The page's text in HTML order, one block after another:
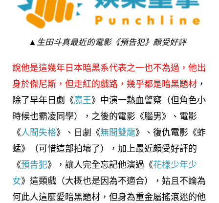
▲生田斗真最近的電影《預告犯》頗受好評
說他是這幾年日本暗黑系代表之一也不為過，他出
身於傑尼斯，但走紅的戲路，幾乎都是暗黑題材 ，
除了早年日劇《魔王》中演一熱血警察（但角色小
時候也霸凌同學），之後的電影《腦男》、電影
《人間失格》、日劇《無間雙龍》、復仇電影《蚱
蜢》（可惜這部拍壞了），加上最近頗受好評的
《預告犯》，讓人完全忘記他演過《花樣少年少
女》這類戲（大概也是因為不適合），姑且不論為
何此人這麼愛暗黑題材，但身為重金屬搖滾迷的他